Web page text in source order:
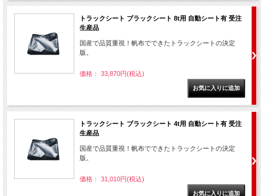
トラックシート ブラックシート 8t用 自動シート有 受注
生産品
国産で品質重視！帆布でできたトラックシートの決定
版。
価格： 33,870円(税込)
トラックシート ブラックシート 4t用 自動シート有 受注
生産品
国産で品質重視！帆布でできたトラックシートの決定
版。
価格： 31,010円(税込)